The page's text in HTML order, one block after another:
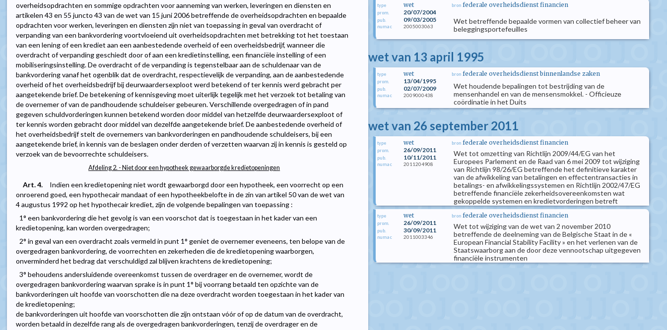
overheidsopdrachten en sommige opdrachten voor aanneming van werken, leveringen en diensten en
artikelen 43 en 55 juncto 43 van de wet van 15 juni 2006 betreffende de overheidsopdrachten en bepaalde
opdrachten voor werken, leveringen en diensten zijn niet van toepassing in geval van overdracht of
verpanding van een bankvordering voortvloeiend uit overheidsopdrachten met betrekking tot het toestaan
van een lening of een krediet aan een aanbestedende overheid of een overheidsbedrijf, wanneer die
overdracht of verpanding geschiedt door of aan een kredietinstelling, een financiële instelling of een
mobiliseringsinstelling. De overdracht of de verpanding is tegenstelbaar aan de schuldenaar van de
bankvordering vanaf het ogenblik dat de overdracht, respectievelijk de verpanding, aan de aanbestedende
overheid of het overheidsbedrijf bij deurwaardersexploot werd betekend of ter kennis werd gebracht per
aangetekende brief. De betekening of kennisgeving moet uiterlijk tegelijk met het verzoek tot betaling van
de overnemer of van de pandhoudende schuldeiser gebeuren. Verschillende overgedragen of in pand
gegeven schuldvorderingen kunnen betekend worden door middel van hetzelfde deurwaardersexploot of
ter kennis worden gebracht door middel van dezelfde aangetekende brief. De aanbestedende overheid of
het overheidsbedrijf stelt de overnemers van bankvorderingen en pandhoudende schuldeisers, bij een
aangetekende brief, in kennis van de beslagen onder derden of verzetten waarvan zij in kennis is gesteld op
verzoek van de bevoorrechte schuldeisers.
Afdeling 2. - Niet door een hypotheek gewaarborgde kredietopeningen
Art. 4.
Indien een kredietopening niet wordt gewaarborgd door een hypotheek, een voorrecht op een
onroerend goed, een hypothecair mandaat of een hypotheekbelofte in de zin van artikel 50 van de wet van
4 augustus 1992 op het hypothecair krediet, zijn de volgende bepalingen van toepassing :
1° een bankvordering die het gevolg is van een voorschot dat is toegestaan in het kader van een
kredietopening, kan worden overgedragen;
2° in geval van een overdracht zoals vermeld in punt 1° geniet de overnemer eveneens, ten belope van de
overgedragen bankvordering, de voorrechten en zekerheden die de kredietopening waarborgen,
onverminderd het bedrag dat verschuldigd zal blijven krachtens de kredietopening;
3° behoudens andersluidende overeenkomst tussen de overdrager en de overnemer, wordt de
overgedragen bankvordering waarvan sprake is in punt 1° bij voorrang betaald ten opzichte van de
bankvorderingen uit hoofde van voorschotten die na deze overdracht worden toegestaan in het kader van
de kredietopening;
de bankvorderingen uit hoofde van voorschotten die zijn ontstaan vóór of op de datum van de overdracht,
worden betaald in dezelfde rang als de overgedragen bankvorderingen, tenzij de overdrager en de
type wet
prom. 20/07/2004
pub. 09/03/2005
numac 2005003063
bron federale overheidsdienst financien
Wet betreffende bepaalde vormen van collectief beheer van
beleggingsportefeuilles
wet van 13 april 1995
type wet
prom. 13/04/1995
pub. 02/07/2009
numac 2009000438
bron federale overheidsdienst binnenlandse zaken
Wet houdende bepalingen tot bestrijding van de
mensenhandel en van de mensensmokkel. - Officieuze
coördinatie in het Duits
wet van 26 september 2011
type wet
prom. 26/09/2011
pub. 10/11/2011
numac 2011204908
bron federale overheidsdienst financien
Wet tot omzetting van Richtlijn 2009/44/EG van het
Europees Parlement en de Raad van 6 mei 2009 tot wijziging
van Richtlijn 98/26/EG betreffende het definitieve karakter
van de afwikkeling van betalingen en effectentransacties in
betalings- en afwikkelingssystemen en Richtlijn 2002/47/EG
betreffende financiële zekerheidsovereenkomsten wat
gekoppelde systemen en kredietvorderingen betreft
type wet
prom. 26/09/2011
pub. 30/09/2011
numac 2011003346
bron federale overheidsdienst financien
Wet tot wijziging van de wet van 2 november 2010
betreffende de deelneming van de Belgische Staat in de «
European Financial Stability Facility » en het verlenen van de
Staatswaarborg aan de door deze vennootschap uitgegeven
financiële instrumenten